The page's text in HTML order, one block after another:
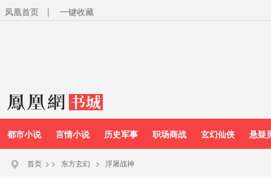
凤凰首页 | 一键收藏
都市小说 言情小说 历史军事 职场商战 玄幻仙侠 悬疑
首页 > > 东方玄幻 > 浮屠战神